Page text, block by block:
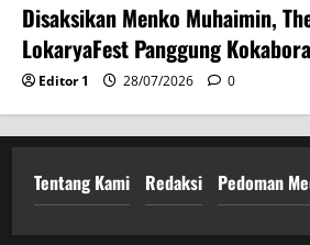
Disaksikan Menko Muhaimin,
LokaryaFest Panggung
Editor 1 28/07/2026 0
Tentang Kami Redaksi Pedoman